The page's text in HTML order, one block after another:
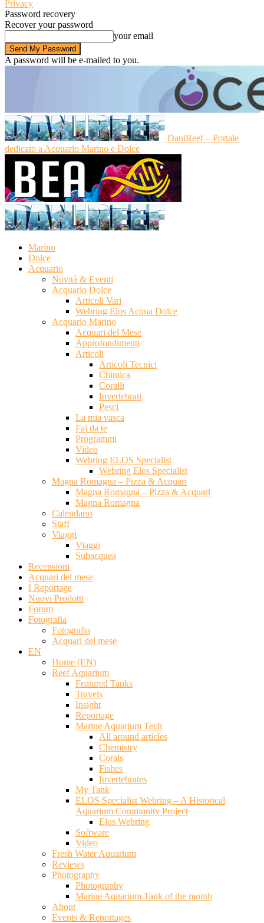
Privacy
Password recovery
Recover your password
your email
A password will be e-mailed to you.
DaniReef – Portale
dedicato a Acquario Marino e Dolce
Marino
Dolce
Acquario
Novità & Eventi
Acquario Dolce
Articoli Vari
Webring Elos Acqua Dolce
Acquario Marino
Acquari del Mese
Approfondimenti
Articoli
Articoli Tecnici
Chimica
Coralli
Invertebrati
Pesci
La mia vasca
Fai da te
Programmi
Video
Webring ELOS Specialist
Webring Elos Specialist
Magna Romagna – Pizza & Acquari
Magna Romagna – Pizza & Acquari
Magna Romagna
Calendario
Staff
Viaggi
Viaggi
Subacquea
Recensioni
Acquari del mese
I Reportage
Nuovi Prodotti
Forum
Fotografia
Fotografia
Acquari del mese
EN
Home (EN)
Reef Aquarium
Featured Tanks
Travels
Insight
Reportage
Marine Aquarium Tech
All around articles
Chemistry
Corals
Fishes
Invertebrates
My Tank
ELOS Specialist Webring – A Historical
Aquarium Community Project
Elos Webring
Software
Video
Fresh Water Aquarium
Reviews
Photography
Photography
Marine Aquarium Tank of the month
About
Events & Reportages